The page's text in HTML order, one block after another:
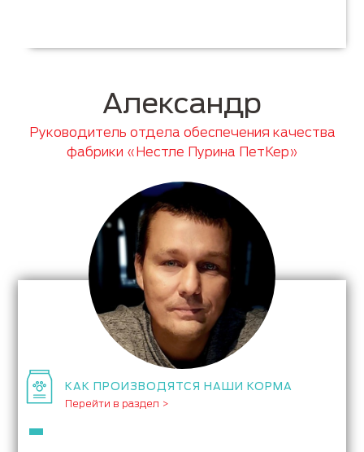
Александр
Руководитель отдела обеспечения качества
фабрики «Нестле Пурина ПетКер»
КАК ПРОИЗВОДЯТСЯ НАШИ КОРМА
Перейти в раздел >